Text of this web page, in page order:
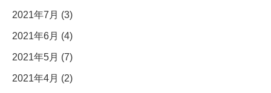
2021年7月 (3)
2021年6月 (4)
2021年5月 (7)
2021年4月 (2)